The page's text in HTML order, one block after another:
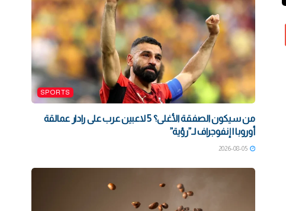
SPORTS
من سيكون الصفقة الأغلى؟ 5 لاعبين عرب على رادار عمالقة
أوروبا | إنفوجراف لـ”رؤية”
2026-08-05